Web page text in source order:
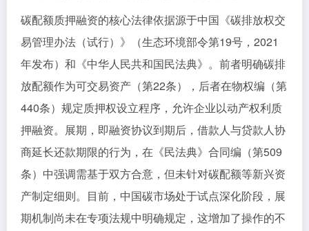
碳配额质押融资的核心法律依据源于中国《碳排放权交
易管理办法（试行）》（生态环境部令第19号，2021
年发布）和《中华人民共和国民法典》。前者明确碳排
放配额作为可交易资产（第22条），后者在物权编（第
440条）规定质押权设立程序，允许企业以动产权利质
押融资。展期，即融资协议到期后，借款人与贷款人协
商延长还款期限的行为，在《民法典》合同编（第509
条）中强调需基于双方合意，但未针对碳配额等新兴资
产制定细则。目前，中国碳市场处于试点深化阶段，展
期机制尚未在专项法规中明确规定，这增加了操作的不